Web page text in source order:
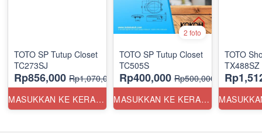
TOTO SP Tutup Closet
TC273SJ
Rp856,000 Rp1,070,000
MASUKKAN KE KERANJANG
2 foto
TOTO SP Tutup Closet
TC505S
Rp400,000 Rp500,000
MASUKKAN KE KERANJANG
TOTO
TX488SZ